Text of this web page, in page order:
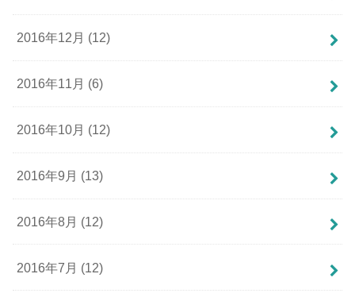
2016年12月 (12)
2016年11月 (6)
2016年10月 (12)
2016年9月 (13)
2016年8月 (12)
2016年7月 (12)